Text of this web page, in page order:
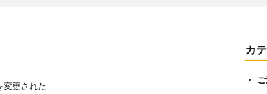
変更された
カ